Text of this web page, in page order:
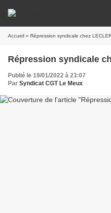
Accueil » Répression syndicale chez
Répression syndicale
Publié le 19/01/2022 à 23:07
Par Syndicat CGT Le Meux